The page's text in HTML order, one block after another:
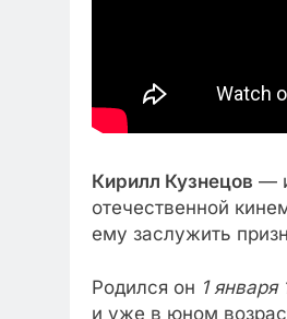
Кирилл Кузнецов —
отечественной
ему заслужить
Родился он 1 января
и уже в юном